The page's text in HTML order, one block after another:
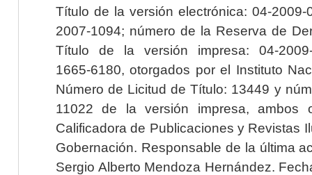
Título de la versión electrónica: 04-2009-
2007-1094; número de la Reserva de
Título de la versión impresa: 04-2009-
1665-6180, otorgados por el Instituto
Número de Licitud de Título: 13449 y
11022 de la versión impresa, ambos
Calificadora de Publicaciones y Revistas
Gobernación. Responsable de la última
Sergio Alberto Mendoza Hernández.